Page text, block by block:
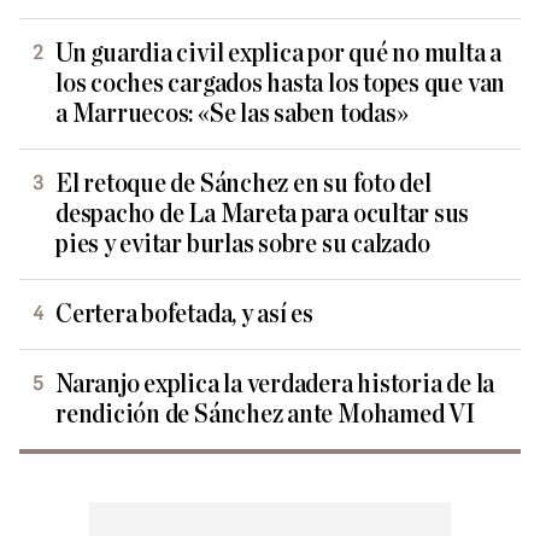
Un guardia civil explica por qué no multa a
los coches cargados hasta los topes que van
a Marruecos: «Se las saben todas»
El retoque de Sánchez en su foto del
despacho de La Mareta para ocultar sus
pies y evitar burlas sobre su calzado
Certera bofetada, y así es
Naranjo explica la verdadera historia de la
rendición de Sánchez ante Mohamed VI